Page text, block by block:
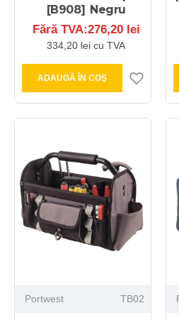
[B908] Negru
Fără TVA:276,20 lei
334,20 lei cu TVA
ADAUGĂ ÎN COŞ
Portwest TB02